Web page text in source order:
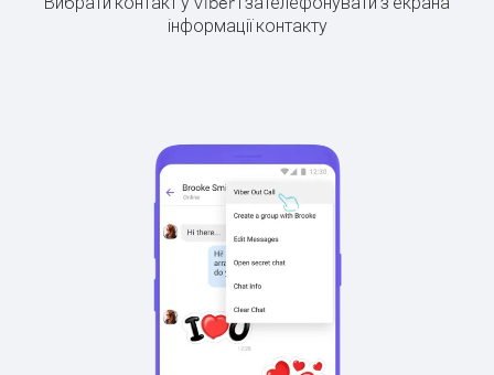
інформації контакту